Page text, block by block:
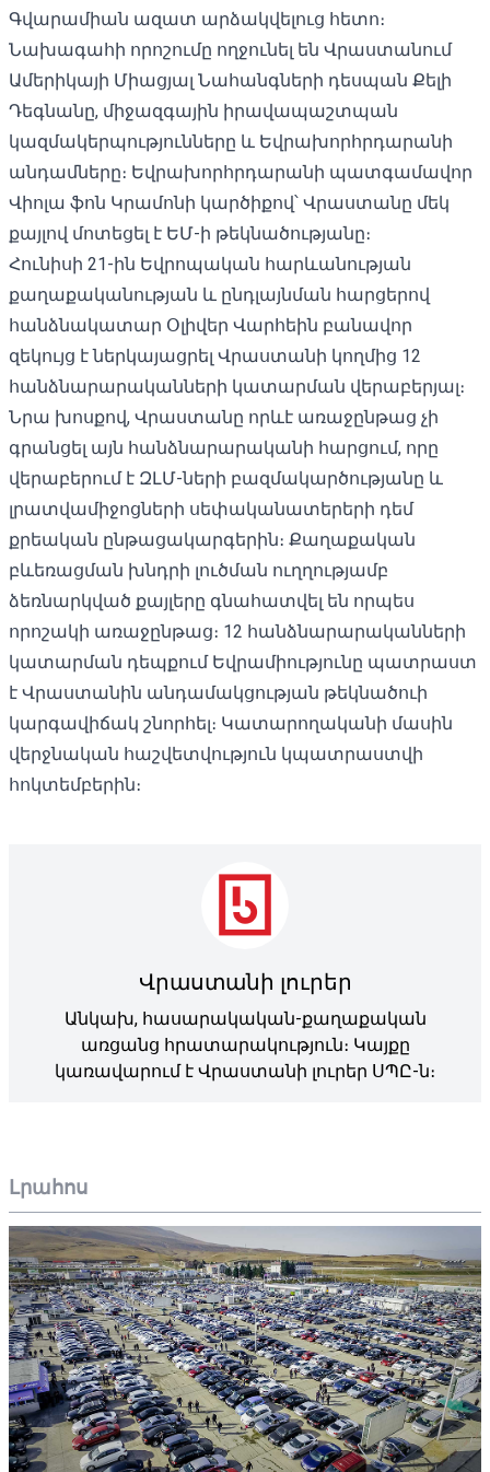
Լրահոս
Գվարամիան ազատ արձակվելուց հետո։
Նախագահի որոշումը ողջունել են Վրաստանում
Ամերիկայի Միացյալ Նահանգների դեսպան Քելի
Դեգնանը, միջազգային իրավապաշտպան
կազմակերպությունները և Եվրախորհրդարանի
անդամները։ Եվրախորհրդարանի պատգամավոր
Վիոլա ֆոն Կրամոնի կարծիքով՝ Վրաստանը մեկ
քայլով մոտեցել է ԵՄ-ի թեկնածությանը։
Հունիսի 21-ին Եվրոպական հարևանության
քաղաքականության և ընդլայնման հարցերով
հանձնակատար Օլիվեր Վարհեին բանավոր
զեկույց է ներկայացրել Վրաստանի կողմից 12
հանձնարարականների կատարման վերաբերյալ։
Նրա խոսքով, Վրաստանը որևէ առաջընթաց չի
գրանցել այն հանձնարարականի հարցում, որը
վերաբերում է ԶԼՄ-ների բազմակարծությանը և
լրատվամիջոցների սեփականատերերի դեմ
քրեական ընթացակարգերին։ Քաղաքական
բևեռացման խնդրի լուծման ուղղությամբ
ձեռնարկված քայլերը գնահատվել են որպես
որոշակի առաջընթաց։ 12 հանձնարարականների
կատարման դեպքում Եվրամիությունը պատրաստ
է Վրաստանին անդամակցության թեկնածուի
կարգավիճակ շնորհել։ Կատարողականի մասին
վերջնական հաշվետվություն կպատրաստվի
հոկտեմբերին։
Վրաստանի լուրեր
Անկախ, հասարակական-քաղաքական
առցանց հրատարակություն։ Կայքը
կառավարում է Վրաստանի լուրեր ՍՊԸ-ն։